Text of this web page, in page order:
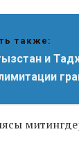
также:
и